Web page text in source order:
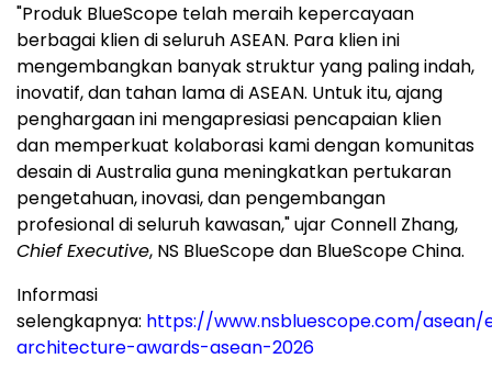
"Produk BlueScope telah meraih kepercayaan
berbagai klien di seluruh ASEAN. Para klien ini
mengembangkan banyak struktur yang paling indah,
inovatif, dan tahan lama di ASEAN. Untuk itu, ajang
penghargaan ini mengapresiasi pencapaian klien
dan memperkuat kolaborasi kami dengan komunitas
desain diAustraliaguna meningkatkan pertukaran
pengetahuan, inovasi, dan pengembangan
profesional di seluruh kawasan," ujarConnell Zhang,
Chief Executive, NS BlueScope dan BlueScope China.
Informasi
selengkapnya: https://www.nsbluescope.com/
architecture-awards-asean-2026